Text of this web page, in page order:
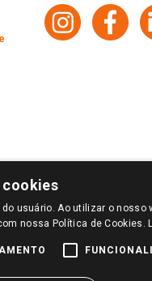
APÓS O LOGIN, OS
NO GIASSI.COM.BR E NA LOJA
cookies
usuário. Ao utilizar o nosso
nossa Política de Cookies.